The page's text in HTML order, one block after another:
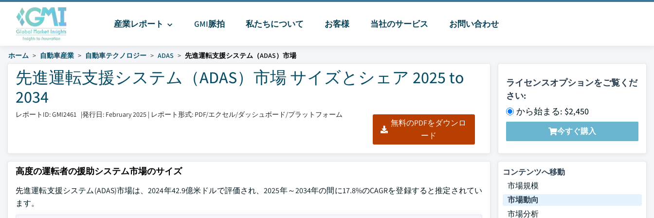
産業レポート GMI脈拍 私たちについて お客様 当社のサービス お問い合わせ
ホーム 自動車産業 自動車テクノロジー ADAS 先進運転支援システム（ADAS）市場
先進運転支援システム（ADAS）市場 サイズとシェア 2025 to
2034
レポートID: GMI2461 |発行日: February 2025 | レポート形式: PDF/エクセル/ダッシュボード/プラットフォーム
無料のPDFをダウンロ
ード
ライセンスオプションをご覧くだ
さい:
から始まる: $2,450
今すぐ購入
高度の運転者の援助システム市場のサイズ
先進運転支援システム(ADAS)市場は、2024年42.9億米ドルで評価され、2025年～2034年の間に17.8%のCAGRを登録すると推定されてい
ます。
コンテンツへ移動
市場規模
市場動向
市場分析